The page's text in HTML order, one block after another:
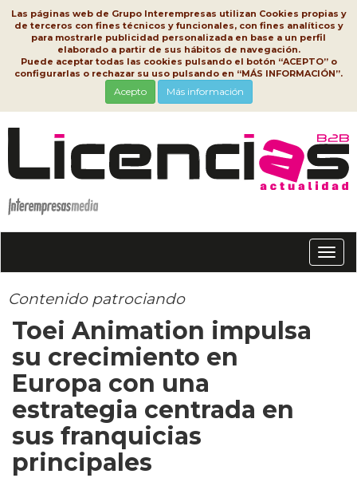
Las páginas web de Grupo Interempresas utilizan Cookies propias y
de terceros con fines técnicos y funcionales, con fines analíticos y
para mostrarle publicidad personalizada en base a un perfil
elaborado a partir de sus hábitos de navegación.
Puede aceptar todas las cookies pulsando el botón “ACEPTO” o
configurarlas o rechazar su uso pulsando en “MÁS INFORMACIÓN”.
Acepto Más información
Contenido patrociando
Toei Animation impulsa
su crecimiento en
Europa con una
estrategia centrada en
sus franquicias
principales